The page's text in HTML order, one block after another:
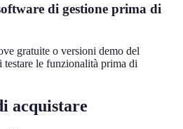
di gestione prima di
gratuite o versioni demo del
le funzionalità prima di
acquistare